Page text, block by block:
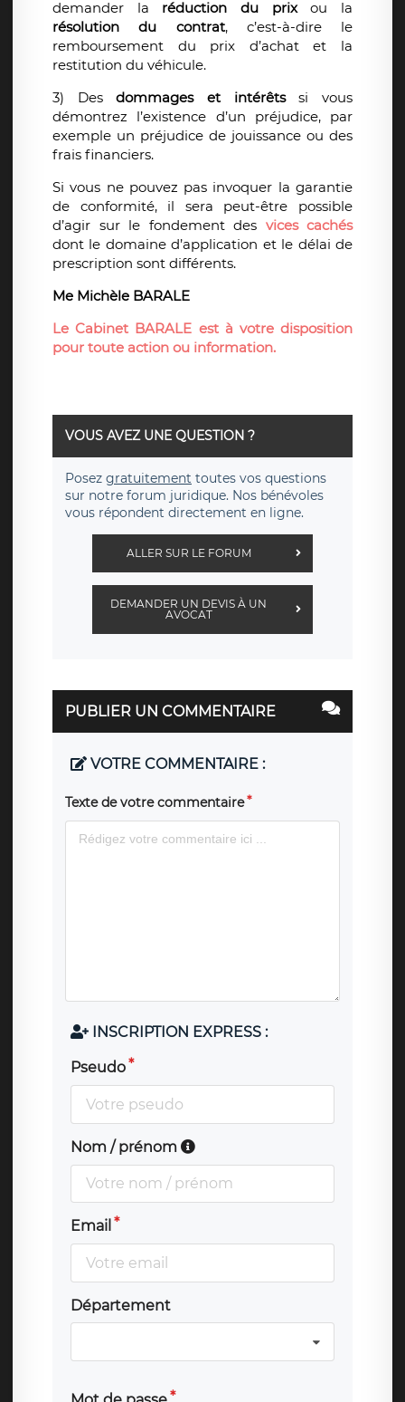
demander la réduction du prixou la
résolution du contrat, c’est-à-dire le
remboursement du prix d’achat et la
restitution du véhicule.
3) Desdommages et intérêtssi vous
démontrez l’existence d’un préjudice, par
exemple un préjudice de jouissance ou des
frais financiers.
Si vous ne pouvez pas invoquer la garantie
de conformité, il sera peut-être possible
d’agir sur le fondement des vices cachés
dont le domaine d’application et le délai de
prescription sont différents.
Me Michèle BARALE
Le Cabinet BARALE est à votre disposition
pour toute action ou information.
VOUS AVEZ UNE QUESTION ?
Posez gratuitement toutes vos questions
sur notre forum juridique. Nos bénévoles
vous répondent directement en ligne.
ALLER SUR LE FORUM
DEMANDER UN DEVIS À UN
AVOCAT
PUBLIER UN COMMENTAIRE
VOTRE COMMENTAIRE :
Texte de votre commentaire
INSCRIPTION EXPRESS :
Pseudo
Nom / prénom
Email
Département